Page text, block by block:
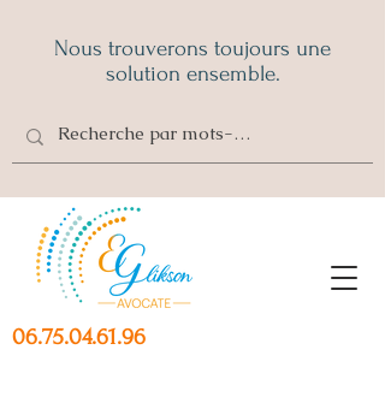
06.75.04.61.96
Nous trouverons toujours une
solution ensemble.